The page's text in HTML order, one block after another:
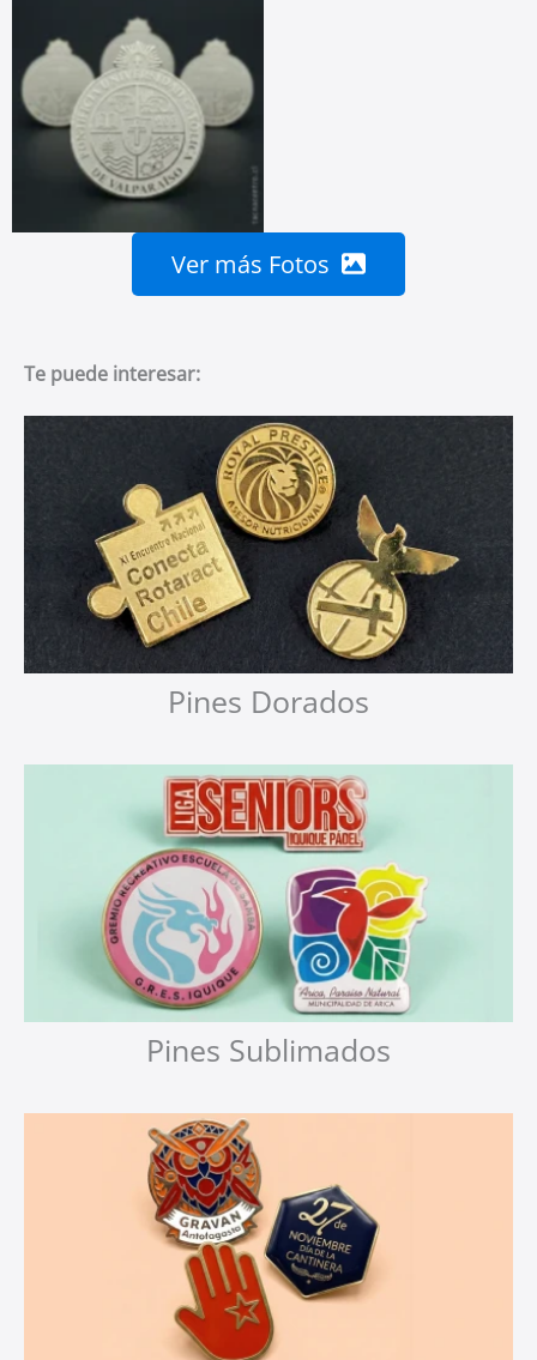
Ver más Fotos
Te puede interesar:
Pines Dorados
Pines Sublimados